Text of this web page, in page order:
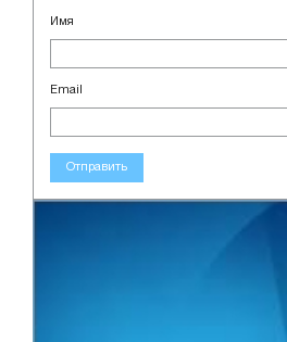
Имя
Email
Отправить